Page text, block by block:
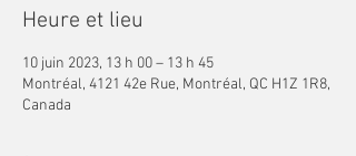
Heure et lieu
10 juin 2023, 13 h 00 – 13 h 45
Montréal, 4121 42e Rue, Montréal, QC H1Z 1R8,
Canada